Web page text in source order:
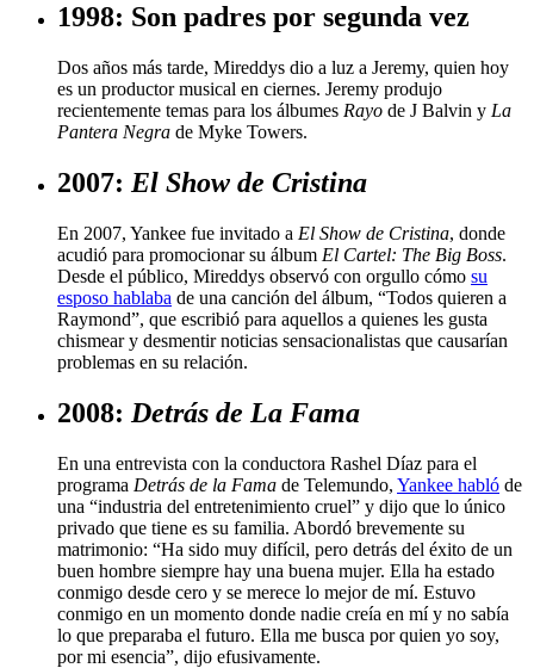
1998: Son padres por segunda vez
Dos años más tarde, Mireddys dio a luz a Jeremy, quien hoy
es un productor musical en ciernes. Jeremy produjo
recientemente temas para los álbumes Rayo de J Balvin y La
Pantera Negra de Myke Towers.
2007: El Show de Cristina
En 2007, Yankee fue invitado a El Show de Cristina, donde
acudió para promocionar su álbum El Cartel: The Big Boss.
Desde el público, Mireddys observó con orgullo cómo su
esposo hablaba de una canción del álbum, “Todos quieren a
Raymond”, que escribió para aquellos a quienes les gusta
chismear y desmentir noticias sensacionalistas que causarían
problemas en su relación.
2008: Detrás de La Fama
En una entrevista con la conductora Rashel Díaz para el
programa Detrás de la Fama de Telemundo, Yankee habló de
una “industria del entretenimiento cruel” y dijo que lo único
privado que tiene es su familia. Abordó brevemente su
matrimonio: “Ha sido muy difícil, pero detrás del éxito de un
buen hombre siempre hay una buena mujer. Ella ha estado
conmigo desde cero y se merece lo mejor de mí. Estuvo
conmigo en un momento donde nadie creía en mí y no sabía
lo que preparaba el futuro. Ella me busca por quien yo soy,
por mi esencia”, dijo efusivamente.